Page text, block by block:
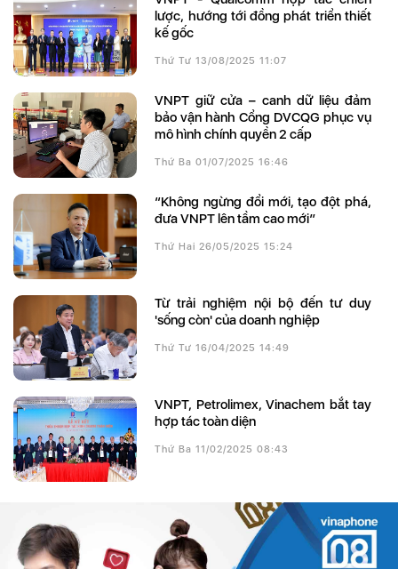
lược, hướng tới đồng phát triển thiết
kế gốc
Thứ Tư 13/08/2025 11:07
VNPT giữ cửa – canh dữ liệu đảm
bảo vận hành Cổng DVCQG phục vụ
mô hình chính quyền 2 cấp
Thứ Ba 01/07/2025 16:46
“Không ngừng đổi mới, tạo đột phá,
đưa VNPT lên tầm cao mới”
Thứ Hai 26/05/2025 15:24
Từ trải nghiệm nội bộ đến tư duy
'sống còn' của doanh nghiệp
Thứ Tư 16/04/2025 14:49
VNPT, Petrolimex, Vinachem bắt tay
hợp tác toàn diện
Thứ Ba 11/02/2025 08:43